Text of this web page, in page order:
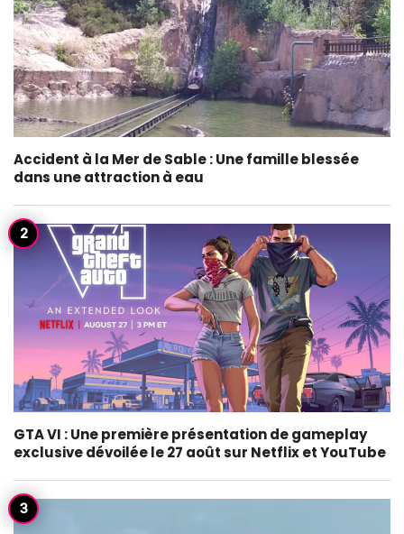
Accident à la Mer de Sable : Une famille blessée
dans une attraction à eau
GTA VI : Une première présentation de gameplay
exclusive dévoilée le 27 août sur Netflix et YouTube